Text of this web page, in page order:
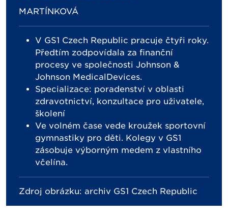
MARTÍNKOVÁ
V GS1 Czech Republic pracuje čtyři roky.
Předtím zodpovídala za finanční
procesy ve společnosti Johnson &
Johnson MedicalDevices.
Specializace: poradenství v oblasti
zdravotnictví, konzultace pro uživatele,
školení
Ve volném čase vede kroužek sportovní
gymnastiky pro děti. Kolegy v GS1
zásobuje výborným medem z vlastního
včelína.
Zdroj obrázku: archiv GS1 Czech Republic